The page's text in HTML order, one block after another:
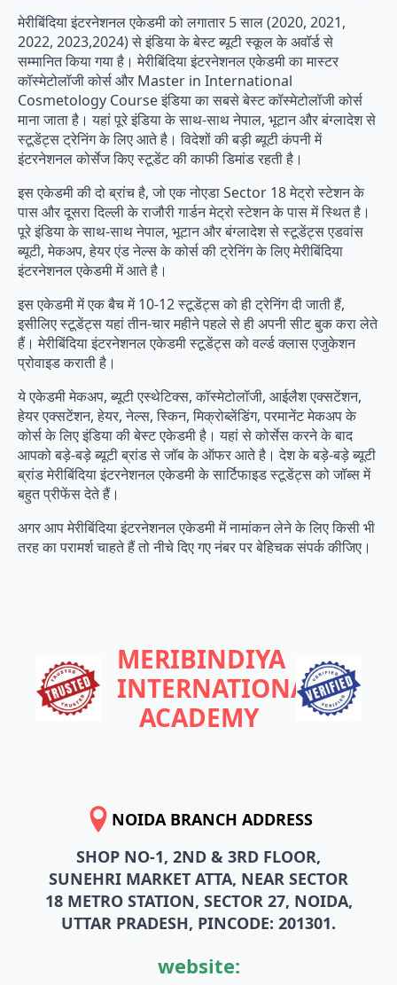
मेरीबिंदिया इंटरनेशनल एकेडमी को लगातार 5 साल (2020, 2021,
2022, 2023,2024) से इंडिया के बेस्ट ब्यूटी स्कूल के अवॉर्ड से
सम्मानित किया गया है। मेरीबिंदिया इंटरनेशनल एकेडमी का मास्टर
कॉस्मेटोलॉजी कोर्स और Master in International
Cosmetology Course इंडिया का सबसे बेस्ट कॉस्मेटोलॉजी कोर्स
माना जाता है। यहां पूरे इंडिया के साथ-साथ नेपाल, भूटान और बंग्लादेश से
स्टूडेंट्स ट्रेनिंग के लिए आते है। विदेशों की बड़ी ब्यूटी कंपनी में
इंटरनेशनल कोर्सेज किए स्टूडेंट की काफी डिमांड रहती है।
इस एकेडमी की दो ब्रांच है, जो एक नोएडा Sector 18 मेट्रो स्टेशन के
पास और दूसरा दिल्ली के राजौरी गार्डन मेट्रो स्टेशन के पास में स्थित है।
पूरे इंडिया के साथ-साथ नेपाल, भूटान और बंग्लादेश से स्टूडेंट्स एडवांस
ब्यूटी, मेकअप, हेयर एंड नेल्स के कोर्स की ट्रेनिंग के लिए मेरीबिंदिया
इंटरनेशनल एकेडमी में आते है।
इस एकेडमी में एक बैच में 10-12 स्टूडेंट्स को ही ट्रेनिंग दी जाती हैं,
इसीलिए स्टूडेंट्स यहां तीन-चार महीने पहले से ही अपनी सीट बुक करा लेते
हैं। मेरीबिंदिया इंटरनेशनल एकेडमी स्टूडेंट्स को वर्ल्ड क्लास एजुकेशन
प्रोवाइड कराती है।
ये एकेडमी मेकअप, ब्यूटी एस्थेटिक्स, कॉस्मेटोलॉजी, आईलैश एक्सटेंशन,
हेयर एक्सटेंशन, हेयर, नेल्स, स्किन, मिक्रोब्लेंडिंग, परमानेंट मेकअप के
कोर्स के लिए इंडिया की बेस्ट एकेडमी है। यहां से कोर्सेस करने के बाद
आपको बड़े-बड़े ब्यूटी ब्रांड से जॉब के ऑफर आते है। देश के बड़े-बड़े ब्यूटी
ब्रांड मेरीबिंदिया इंटरनेशनल एकेडमी के सार्टिफाइड स्टूडेंट्स को जॉब्स में
बहुत प्रीफेंस देते हैं।
अगर आप मेरीबिंदिया इंटरनेशनल एकेडमी में नामांकन लेने के लिए किसी भी
तरह का परामर्श चाहते हैं तो नीचे दिए गए नंबर पर बेहिचक संपर्क कीजिए।
MERIBINDIYA
INTERNATIONAL
ACADEMY
NOIDA BRANCH ADDRESS
SHOP NO-1, 2ND & 3RD FLOOR,
SUNEHRI MARKET ATTA, NEAR SECTOR
18 METRO STATION, SECTOR 27, NOIDA,
UTTAR PRADESH, PINCODE: 201301.
website: